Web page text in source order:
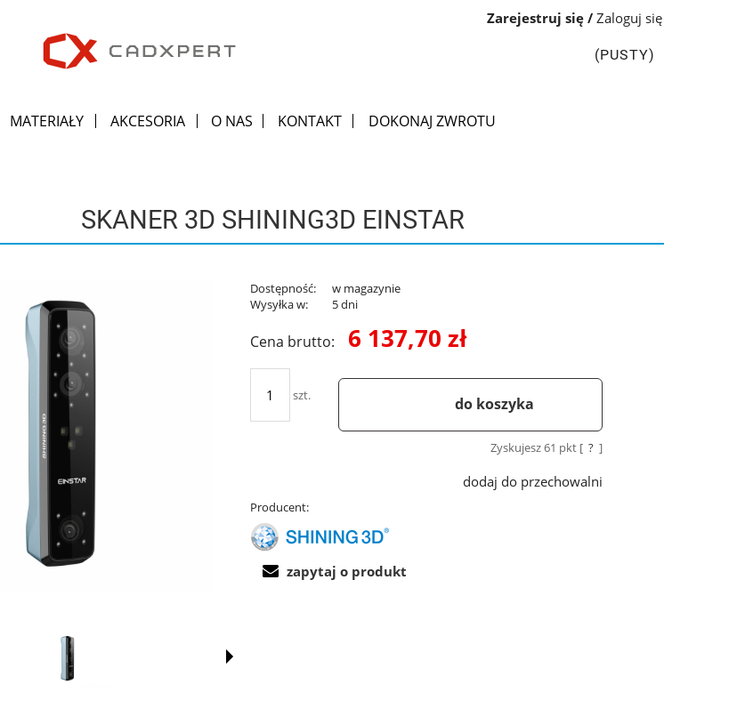
Zarejestruj się Zaloguj się
(PUSTY)
MATERIAŁY AKCESORIA O NAS KONTAKT DOKONAJ ZWROTU
SKANER 3D SHINING3D EINSTAR
Dostępność:
w magazynie
Wysyłka w:
5 dni
Cena brutto: 6 137,70 zł
szt. do koszyka
Zyskujesz61 pkt [ ? ]
dodaj do przechowalni
Producent:
zapytaj o produkt